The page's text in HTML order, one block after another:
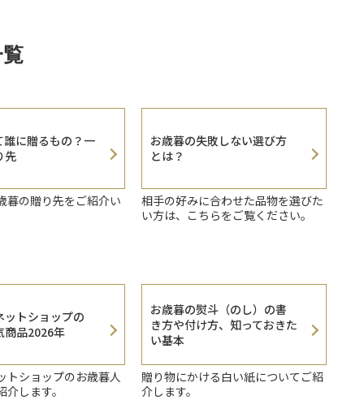
誰に贈るもの？一
先
暮の贈り先をご紹介い
お歳暮の失敗しない選び方
とは？
相手の好みに合わせた品物を選びた
い方は、こちらをご覧ください。
ットショップの
商品2026年
トショップのお歳暮人
します。
お歳暮の熨斗（のし）の書
き方や付け方、知っておきた
い基本
贈り物にかける白い紙についてご紹
介します。